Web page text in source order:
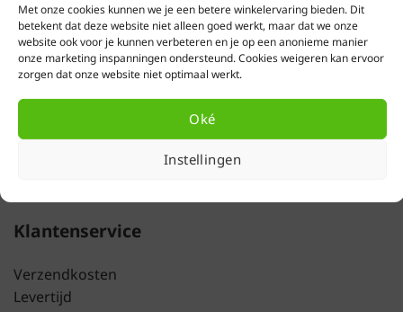
Met onze cookies kunnen we je een betere winkelervaring bieden. Dit
betekent dat deze website niet alleen goed werkt, maar dat we onze
website ook voor je kunnen verbeteren en je op een anonieme manier
onze marketing inspanningen ondersteund. Cookies weigeren kan ervoor
zorgen dat onze website niet optimaal werkt.
Oké
Instellingen
voor onze klantenservice
(ma t/m vrij - 09:00 tot 17:00 uur)
Klantenservice
Verzendkosten
Levertijd